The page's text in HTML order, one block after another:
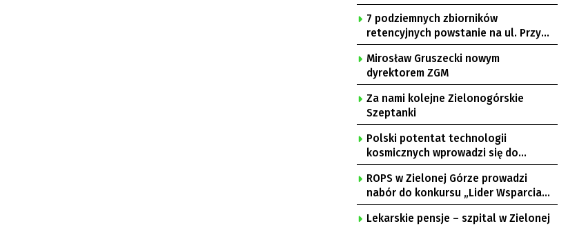
7 podziemnych zbiorników
retencyjnych powstanie na ul. Przy
Gazowni
Mirosław Gruszecki nowym
dyrektorem ZGM
Za nami kolejne Zielonogórskie
Szeptanki
Polski potentat technologii
kosmicznych wprowadzi się do
Zielonej Góry
ROPS w Zielonej Górze prowadzi
nabór do konkursu „Lider Wsparcia
Seniora”
Lekarskie pensje – szpital w Zielonej